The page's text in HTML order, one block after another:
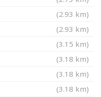
(2.93 km)
(2.93 km)
(3.15 km)
(3.18 km)
(3.18 km)
(3.18 km)